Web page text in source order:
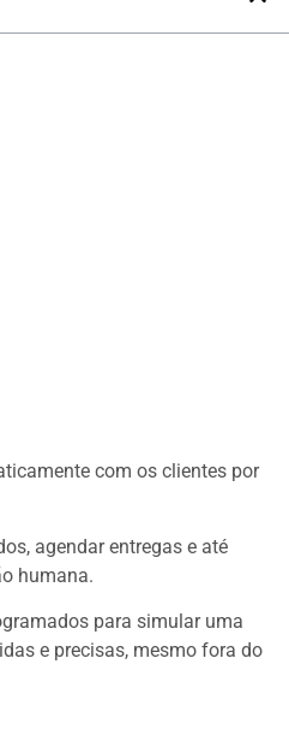
com os clientes por
agendar entregas e até
humana.
para simular uma
e precisas, mesmo fora do